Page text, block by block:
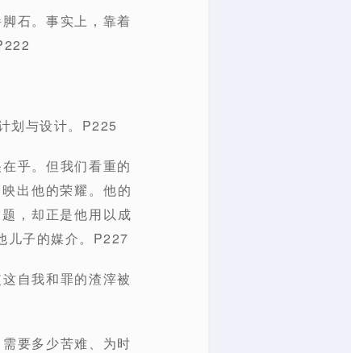
石。事实上，靠着
划与设计。P225
乎。但我们看重的
出他的荣耀。他的
，却正是他用以成
儿子的媒介。P227
自我和罪的渣滓被
要多少苦难、为时